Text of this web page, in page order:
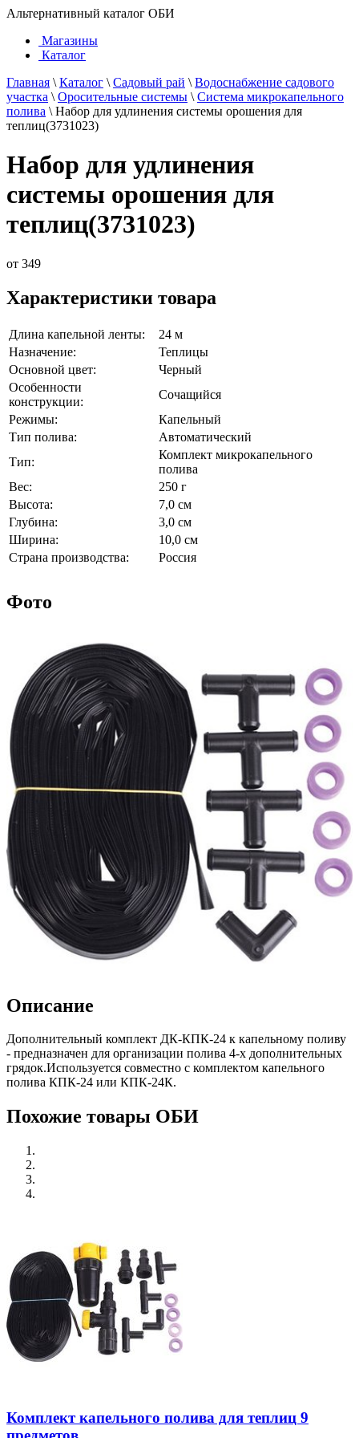
Альтернативный каталог ОБИ
Магазины
Каталог
Главная \ Каталог \ Садовый рай \ Водоснабжение садового
участка \ Оросительные системы \ Система микрокапельного
полива \ Набор для удлинения системы орошения для
теплиц(3731023)
Набор для удлинения
системы орошения для
теплиц(3731023)
от 349
Характеристики товара
Длина капельной ленты:
24 м
Назначение:
Теплицы
Основной цвет:
Черный
Особенности
конструкции:
Сочащийся
Режимы:
Капельный
Тип полива:
Автоматический
Тип:
Комплект микрокапельного
полива
Вес:
250 г
Высота:
7,0 см
Глубина:
3,0 см
Ширина:
10,0 см
Страна производства:
Россия
Фото
Описание
Дополнительный комплект ДК-КПК-24 к капельному поливу
- предназначен для организации полива 4-х дополнительных
грядок.Используется совместно с комплектом капельного
полива КПК-24 или КПК-24К.
Похожие товары ОБИ
Комплект капельного полива для теплиц 9